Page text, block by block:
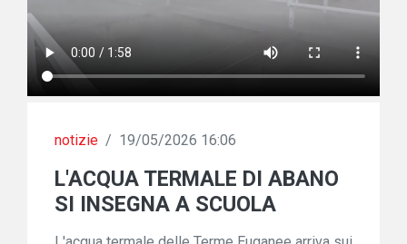
notizie / 19/05/2026 16:06
L'ACQUA TERMALE DI ABANO
SI INSEGNA A SCUOLA